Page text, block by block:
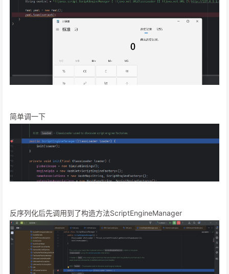
简单调一下
反序列化后先调用到了构造方法ScriptEngineManager